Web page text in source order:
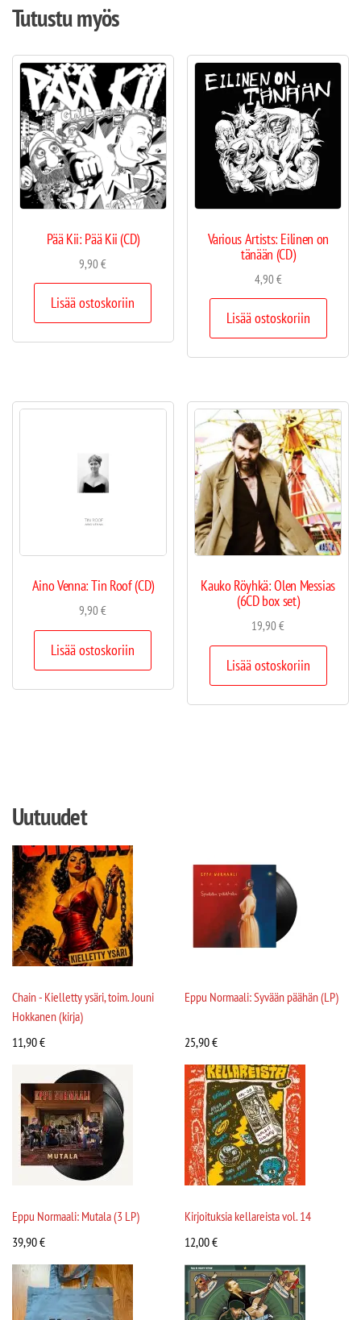
Tutustu myös
Pää Kii: Pää Kii (CD)
9,90€
Lisää ostoskoriin
Various Artists: Eilinen on
tänään (CD)
4,90€
Lisää ostoskoriin
Aino Venna: Tin Roof (CD)
9,90€
Lisää ostoskoriin
Kauko Röyhkä: Olen Messias
(6CD box set)
19,90€
Lisää ostoskoriin
Uutuudet
Chain - Kielletty ysäri, toim. Jouni
Hokkanen (kirja)
11,90€
Eppu Normaali: Syvään päähän (LP)
25,90€
Eppu Normaali: Mutala (3 LP)
39,90€
Kirjoituksia kellareista vol. 14
12,00€